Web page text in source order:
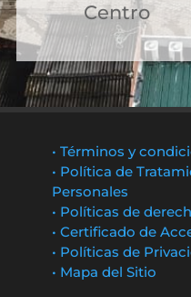
Centro
• Términos y
• Política de
Personales
• Políticas de
• Certificado de
• Políticas de
• Mapa del Sitio